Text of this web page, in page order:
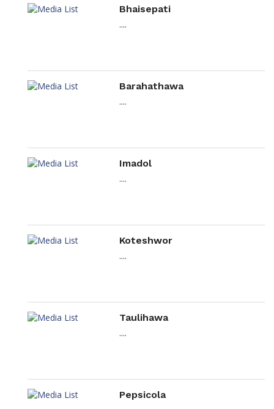
Bhaisepati
....
Barahathawa
....
Imadol
....
Koteshwor
....
Taulihawa
....
Pepsicola